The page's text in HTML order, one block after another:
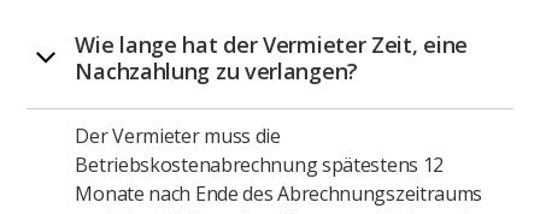
Wie lange hat der Vermieter Zeit, eine
Nachzahlung zu verlangen?
Der Vermieter muss die
Betriebskostenabrechnung spätestens 12
Monate nach Ende des Abrechnungszeitraums